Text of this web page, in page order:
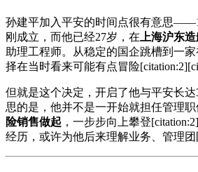
孙建平加入平安的时间点很有意思
刚成立，而他已经27岁，在 上海沪东
助理工程师。从稳定的国企跳槽到一
择在当时看来可能有点冒险
但就是这个决定，开启了他与平安长
思的是，他并不是一开始就担任管理
险销售做起 ，一步步向上攀登
经历，或许为他后来理解业务、管理团